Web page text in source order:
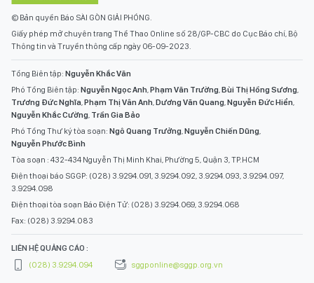
© Bản quyền Báo SÀI GÒN GIẢI PHÓNG.
Giấy phép mở chuyên trang Thể Thao Online số 28/GP-CBC do Cục Báo chí, Bộ
Thông tin và Truyền thông cấp ngày 06-09-2023.
Tổng Biên tập: Nguyễn Khắc Văn
Phó Tổng Biên tập: Nguyễn Ngọc Anh Phạm Văn Trường Bùi Thị Hồng Sương
Trương Đức Nghĩa Phạm Thị Vân Anh Dương Văn Quang Nguyễn Đức Hiển
Nguyễn Khắc Cường Trần Gia Bảo
Phó Tổng Thư ký tòa soạn: Ngô Quang Trưởng Nguyễn Chiến Dũng
Nguyễn Phước Bình
Tòa soạn : 432-434 Nguyễn Thị Minh Khai, Phường 5, Quận 3, TP.HCM
Điện thoại báo SGGP: (028) 3.9294.091, 3.9294.092, 3.9294.093, 3.9294.097,
3.9294.098
Điện thoại tòa soạn Báo Điện Tử: (028) 3.9294.069, 3.9294.068
Fax: (028) 3.9294.083
LIÊN HỆ QUẢNG CÁO :
(028) 3.9294.094
sggponline@sggp.org.vn